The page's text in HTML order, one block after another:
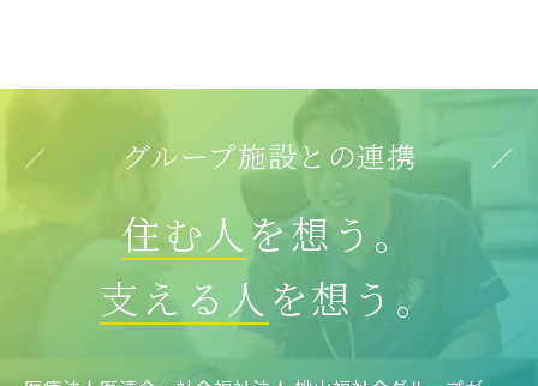
グループ施設との連携
住む人を想う。
支える人 を想う。